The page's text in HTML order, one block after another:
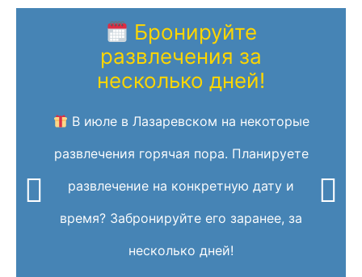
Бронируйте
развлечения за
несколько дней!
В июле в Лазаревском на некоторые
развлечения горячая пора. Планируете
развлечение на конкретную дату и
время? Забронируйте его заранее, за
несколько дней!